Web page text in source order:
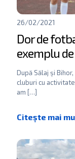
26/02/2021
Dor de
exemplu
După Sălaj și
cluburi cu
am […]